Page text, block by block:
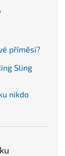
příměsi?
Sling
nikdo